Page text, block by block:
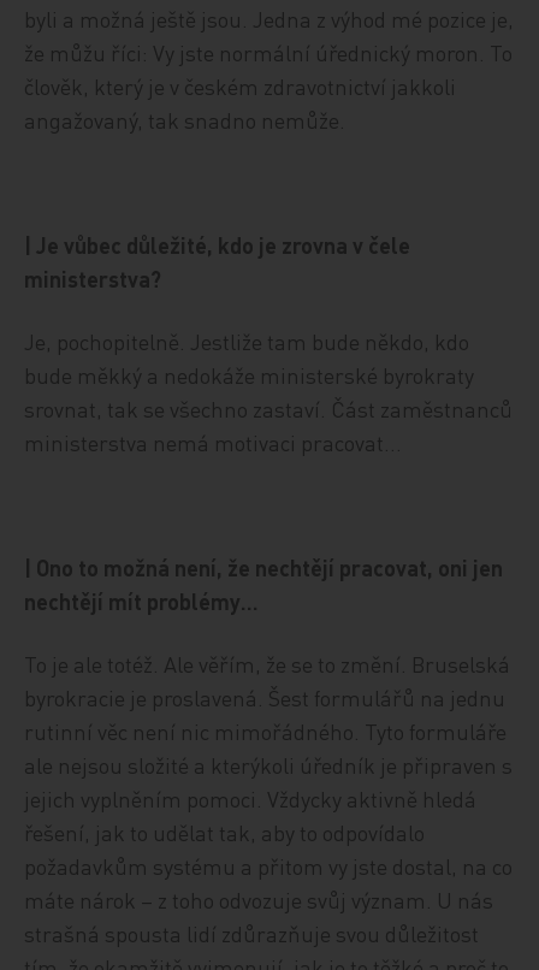
byli a možná ještě jsou. Jedna z výhod mé pozice je,
že můžu říci: Vy jste normální úřednický moron. To
člověk, který je v českém zdravotnictví jakkoli
angažovaný, tak snadno nemůže.
| Je vůbec důležité, kdo je zrovna v čele
ministerstva?
Je, pochopitelně. Jestliže tam bude někdo, kdo
bude měkký a nedokáže ministerské byrokraty
srovnat, tak se všechno zastaví. Část zaměstnanců
ministerstva nemá motivaci pracovat…
| Ono to možná není, že nechtějí pracovat, oni jen
nechtějí mít problémy…
To je ale totéž. Ale věřím, že se to změní. Bruselská
byrokracie je proslavená. Šest formulářů na jednu
rutinní věc není nic mimořádného. Tyto formuláře
ale nejsou složité a kterýkoli úředník je připraven s
jejich vyplněním pomoci. Vždycky aktivně hledá
řešení, jak to udělat tak, aby to odpovídalo
požadavkům systému a přitom vy jste dostal, na co
máte nárok – z toho odvozuje svůj význam. U nás
strašná spousta lidí zdůrazňuje svou důležitost